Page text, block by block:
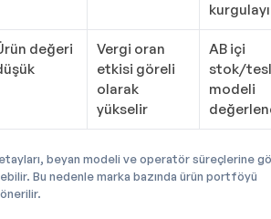
değeri
Vergi oran
etkisi göreli
olarak
yükselir
AB içi
stok/
modeli
beyan modeli ve operatör süreçlerine
Bu nedenle marka bazında ürün portföyü